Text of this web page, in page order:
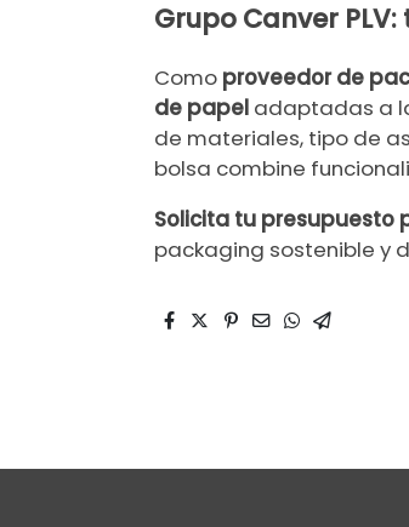
Grupo Canver
Como proveedor de
de papel adaptadas a
de materiales, tipo de
bolsa combine
Solicita tu presupuesto
packaging sostenible y